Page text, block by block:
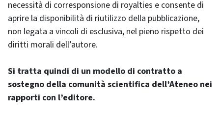
necessità di corresponsione di royalties e consente di
aprire la disponibilità di riutilizzo della pubblicazione,
non legata a vincoli di esclusiva, nel pieno rispetto dei
diritti morali dell’autore.
Si tratta quindi di un modello di contratto a
sostegno della comunità scientifica dell’Ateneo nei
rapporti con l’editore.